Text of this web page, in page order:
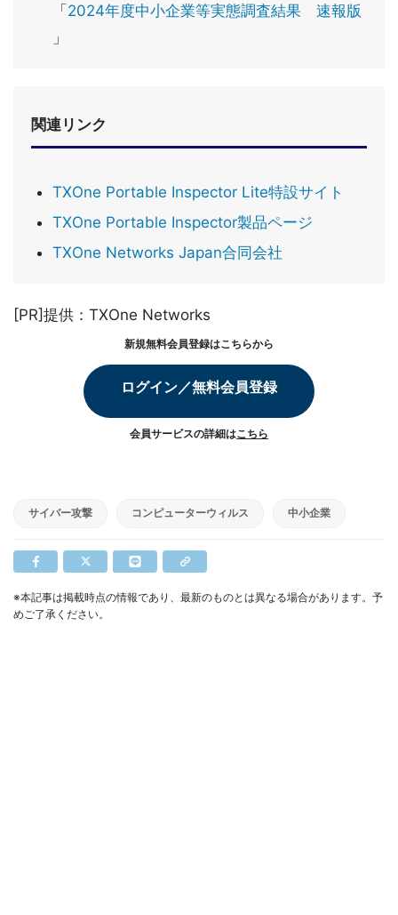
「2024年度中小企業等実態調査結果 速報版
」
関連リンク
TXOne Portable Inspector Lite特設サイト
TXOne Portable Inspector製品ページ
TXOne Networks Japan合同会社
[PR]提供：TXOne Networks
新規無料会員登録はこちらから
ログイン／無料会員登録
会員サービスの詳細はこちら
サイバー攻撃 コンピューターウィルス 中小企業
※本記事は掲載時点の情報であり、最新のものとは異なる場合があります。予
めご了承ください。